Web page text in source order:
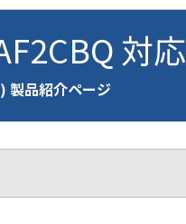
対応
製品紹介ページ